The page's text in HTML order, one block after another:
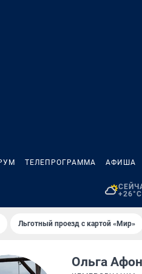
ТЕЛЕПРОГРАММА АФИША
+26°C
Льготный проезд с картой «Мир»
Ольга